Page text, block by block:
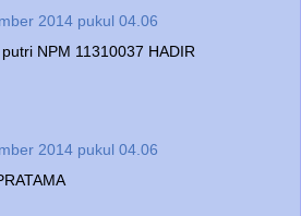
2014 pukul 04.06
NPM 11310037 HADIR
2014 pukul 04.06